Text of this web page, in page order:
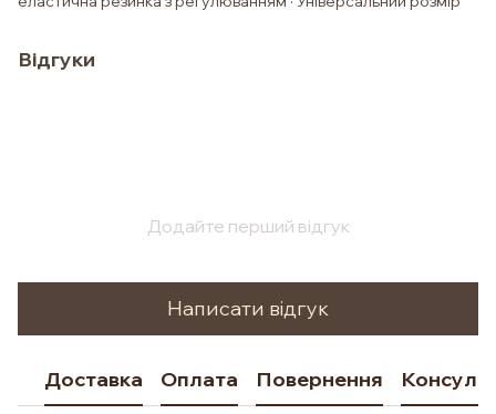
Відгуки
Додайте перший відгук
Написати відгук
Доставка Оплата Повернення